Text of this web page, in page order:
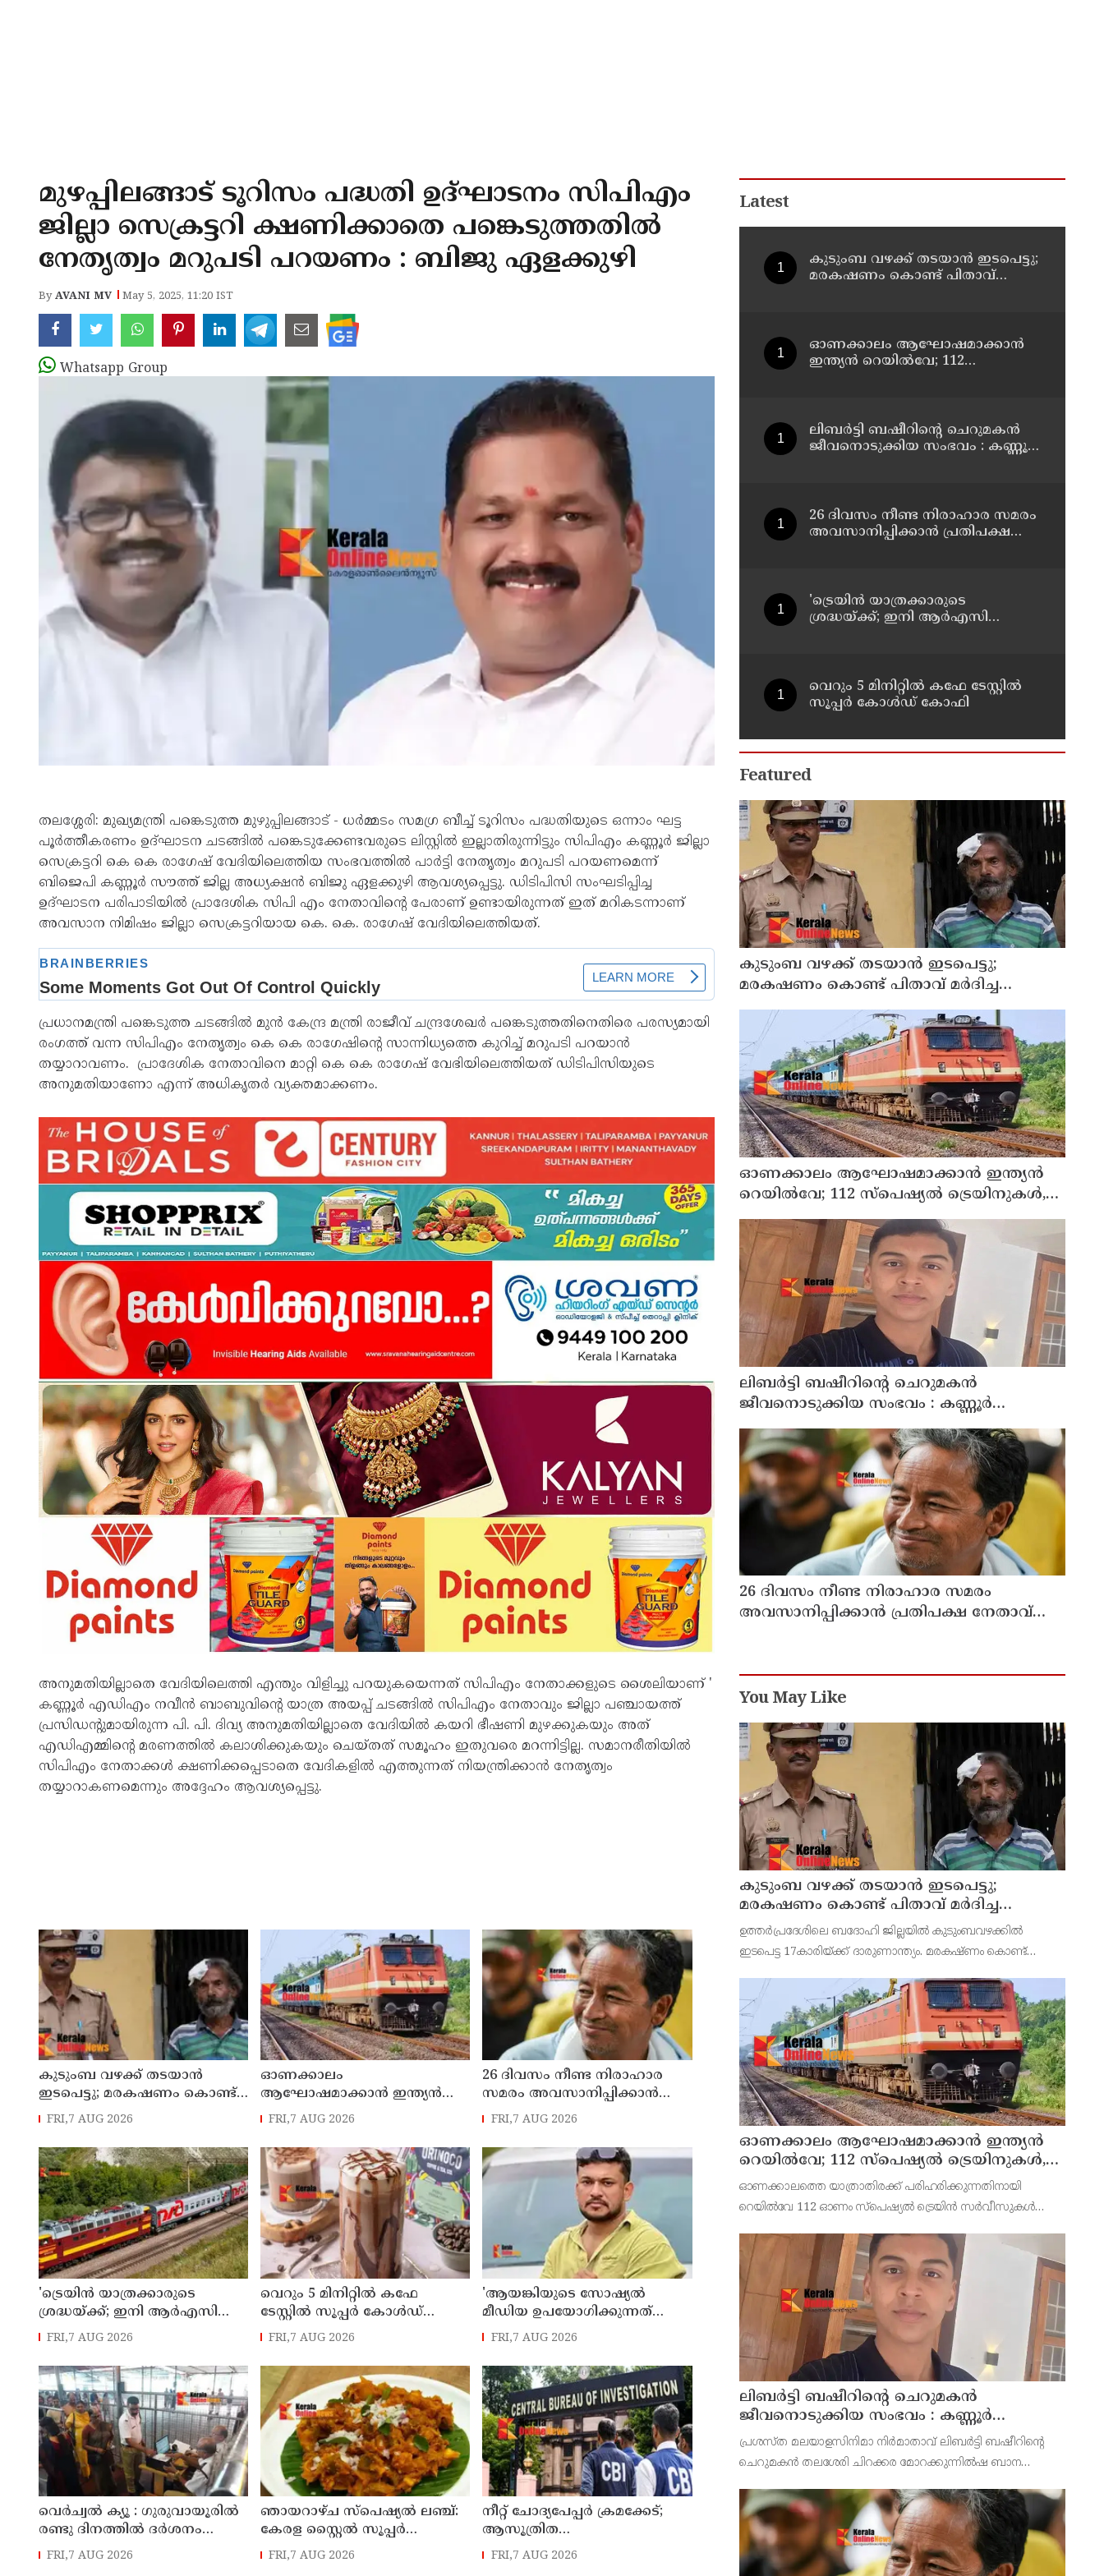
മുഴപ്പിലങ്ങാട് ടൂറിസം പദ്ധതി ഉദ്ഘാടനം സിപിഎം
ജില്ലാ സെക്രട്ടറി ക്ഷണിക്കാതെ പങ്കെടുത്തതിൽ
നേതൃത്വം മറുപടി പറയണം : ബിജു ഏളക്കുഴി
ByAVANI MV May 5, 2025, 11:20 IST
Whatsapp Group
തലശ്ശേരി: മുഖ്യമന്ത്രി പങ്കെടുത്ത മുഴുപ്പിലങ്ങാട് - ധർമ്മടം സമഗ്ര ബീച്ച് ടൂറിസം പദ്ധതിയുടെ ഒന്നാം ഘട്ട
പൂർത്തീകരണം ഉദ്ഘാടന ചടങ്ങിൽ പങ്കെടുക്കേണ്ടവരുടെ ലിസ്റ്റിൽ ഇല്ലാതിരുന്നിട്ടും സിപിഎം കണ്ണൂർ ജില്ലാ
സെക്രട്ടറി കെ കെ രാഗേഷ് വേദിയിലെത്തിയ സംഭവത്തിൽ പാർട്ടി നേതൃത്വം മറുപടി പറയണമെന്ന്
ബിജെപി കണ്ണൂർ സൗത്ത് ജില്ല അധ്യക്ഷൻ ബിജു ഏളക്കുഴി ആവശ്യപ്പെട്ടു. ഡിടിപിസി സംഘടിപ്പിച്ച
ഉദ്ഘാടന പരിപാടിയിൽ പ്രാദേശിക സിപി എം നേതാവിന്റെ പേരാണ് ഉണ്ടായിരുന്നത് ഇത് മറികടന്നാണ്
അവസാന നിമിഷം ജില്ലാ സെക്രട്ടറിയായ കെ. കെ. രാഗേഷ് വേദിയിലെത്തിയത്.
പ്രധാനമന്ത്രി പങ്കെടുത്ത ചടങ്ങിൽ മുൻ കേന്ദ്ര മന്ത്രി രാജീവ് ചന്ദ്രശേഖർ പങ്കെടുത്തതിനെതിരെ പരസ്യമായി
രംഗത്ത് വന്ന സിപിഎം നേതൃത്വം കെ കെ രാഗേഷിന്റെ സാന്നിധ്യത്തെ കുറിച്ച് മറുപടി പറയാൻ
തയ്യാറാവണം. പ്രാദേശിക നേതാവിനെ മാറ്റി കെ കെ രാഗേഷ് വേഭിയിലെത്തിയത് ഡിടിപിസിയുടെ
അനുമതിയാണോ എന്ന് അധികൃതർ വ്യക്തമാക്കണം.
അനുമതിയില്ലാതെ വേദിയിലെത്തി എന്തും വിളിച്ചു പറയുകയെന്നത് സിപിഎം നേതാക്കളുടെ ശൈലിയാണ് '
കണ്ണൂർ എഡിഎം നവീൻ ബാബുവിന്റെ യാത്ര അയപ്പ് ചടങ്ങിൽ സിപിഎം നേതാവും ജില്ലാ പഞ്ചായത്ത്
പ്രസിഡന്റുമായിരുന്ന പി. പി. ദിവ്യ അനുമതിയില്ലാതെ വേദിയിൽ കയറി ഭീഷണി മുഴക്കുകയും അത്
എഡിഎമ്മിന്റെ മരണത്തിൽ കലാശിക്കുകയും ചെയ്തത് സമൂഹം ഇതുവരെ മറന്നിട്ടില്ല. സമാനരീതിയിൽ
സിപിഎം നേതാക്കൾ ക്ഷണിക്കപ്പെടാതെ വേദികളിൽ എത്തുന്നത് നിയന്ത്രിക്കാൻ നേതൃത്വം
തയ്യാറാകണമെന്നും അദ്ദേഹം ആവശ്യപ്പെട്ടു.
കുടുംബ വഴക്ക് തടയാന്‍
ഇടപെട്ടു; മരകഷണം കൊണ്ട്
പിതാവ് മർദിച്ച 17കാരിക്ക്
FRI,7 AUG 2026
ഓണക്കാലം
ആഘോഷമാക്കാൻ ഇന്ത്യൻ
റെയിൽവേ; 112 സ്പെഷ്യൽ
ബുക്കിംഗുകൾ ഉടൻ
ആരംഭിക്കും
FRI,7 AUG 2026
26 ദിവസം നീണ്ട നിരാഹാര
സമരം അവസാനിപ്പിക്കാൻ
പ്രതിപക്ഷ നേതാവ് രാഹുൽ
തേടിയിരുന്നു ; സോനം
വാങ്ചുക്
FRI,7 AUG 2026
'ട്രെയിൻ യാത്രക്കാരുടെ
ശ്രദ്ധയ്ക്ക്‌; ഇനി ആർഎസി
ടിക്കറ്റുകാർക്കും കമ്പിളിപ്പുതപ്പ്
ലഭിക്കും
FRI,7 AUG 2026
വെറും 5 മിനിറ്റിൽ കഫേ
ടേസ്റ്റിൽ സൂപ്പർ കോൾഡ്
കോഫി
FRI,7 AUG 2026
'ആയങ്കിയുടെ സോഷ്യൽ
മീഡിയ ഉപയോഗിക്കുന്നത്
മറ്റൊരാൾ? 'അർജുൻ
ആയങ്കിയെ പൂട്ടാനൊരുങ്ങി
പൊലീസ്'; കൊച്ചിയിൽ വ്യാപക
പരിശോധന
FRI,7 AUG 2026
വെർച്വൽ ക്യൂ : ഗുരുവായൂരിൽ
രണ്ടു ദിനത്തിൽ ദർശനം
നേടിയത് 3088 ഭക്തർ
FRI,7 AUG 2026
ഞായറാഴ്ച സ്പെഷ്യൽ ലഞ്ച്:
കേരള സ്റ്റൈൽ സൂപ്പർ
കപ്പബിരിയാണി
FRI,7 AUG 2026
നീറ്റ് ചോദ്യപേപ്പര്‍ ക്രമക്കേട്;
ആസൂത്രിത
ഗൂഢാലോചനയുണ്ടായി;
FRI,7 AUG 2026
Latest
കുടുംബ വഴക്ക് തടയാന്‍ ഇടപെട്ടു;
മരകഷണം കൊണ്ട് പിതാവ്
ഓണക്കാലം ആഘോഷമാക്കാൻ
ഇന്ത്യൻ റെയിൽവേ; 112
ലിബർട്ടി ബഷീറിന്റെ ചെറുമകൻ
ജീവനൊടുക്കിയ സംഭവം : കണ്ണൂർ
പരാതിയുമായിബന്ധുക്കൾ
26 ദിവസം നീണ്ട നിരാഹാര സമരം
അവസാനിപ്പിക്കാൻ പ്രതിപക്ഷ
'ട്രെയിൻ യാത്രക്കാരുടെ
ശ്രദ്ധയ്ക്ക്‌; ഇനി ആർഎസി
വെറും 5 മിനിറ്റിൽ കഫേ ടേസ്റ്റിൽ
സൂപ്പർ കോൾഡ് കോഫി
Featured
കുടുംബ വഴക്ക് തടയാന്‍ ഇടപെട്ടു;
മരകഷണം കൊണ്ട് പിതാവ് മർദിച്ച
17കാരിക്ക് ദാരുണാന്ത്യം
ഓണക്കാലം ആഘോഷമാക്കാൻ ഇന്ത്യൻ
റെയിൽവേ; 112 സ്പെഷ്യൽ ട്രെയിനുകൾ,
ടിക്കറ്റ് ബുക്കിംഗുകൾ ഉടൻ ആരംഭിക്കും
ലിബർട്ടി ബഷീറിന്റെ ചെറുമകൻ
ജീവനൊടുക്കിയ സംഭവം : കണ്ണൂർ
മൊറാഴയിലെ ജെംസ് ഇൻ്റർനാഷനൽ
സ്കൂളിലെ പ്രധാന അധ്യാപികക്കെതിരെ
പരാതിയുമായിബന്ധുക്കൾ
26 ദിവസം നീണ്ട നിരാഹാര സമരം
അവസാനിപ്പിക്കാൻ പ്രതിപക്ഷ നേതാവ്
You May Like
കുടുംബ വഴക്ക് തടയാന്‍ ഇടപെട്ടു;
മരകഷണം കൊണ്ട് പിതാവ് മർദിച്ച
17കാരിക്ക് ദാരുണാന്ത്യം
ഉത്തര്‍പ്രദേശിലെ ബദോഹി ജില്ലയില്‍ കുടുംബവഴക്കില്‍
ഇടപെട്ട 17കാരിയ്ക്ക് ദാരുണാന്ത്യം. മരകഷ്ണം കൊണ്ട്
പെൺകുട്ടിയുടെ പിതാവ് രാജേഷ് യാദവിനെ പൊലീസ് അറസ്റ്റ്
ചെയ്തു.
ഓണക്കാലം ആഘോഷമാക്കാൻ ഇന്ത്യൻ
റെയിൽവേ; 112 സ്പെഷ്യൽ ട്രെയിനുകൾ,
ടിക്കറ്റ് ബുക്കിംഗുകൾ ഉടൻ ആരംഭിക്കും
ഓണക്കാലത്തെ യാത്രാതിരക്ക് പരിഹരിക്കുന്നതിനായി
റെയിൽവേ 112 ഓണം സ്പെഷ്യൽ ട്രെയിൻ സർവീസുകൾ
സമയത്താണ് ഈ ട്രെയിനുകൾ ഓടുക. മറുനാടൻ
മലയാളികൾക്കും വിദ്യാ
ലിബർട്ടി ബഷീറിന്റെ ചെറുമകൻ
ജീവനൊടുക്കിയ സംഭവം : കണ്ണൂർ
മൊറാഴയിലെ ജെംസ് ഇൻ്റർനാഷനൽ
സ്കൂളിലെ പ്രധാന അധ്യാപികക്കെതിരെ
പരാതിയുമായിബന്ധുക്കൾ
പ്രശസ്ത മലയാളസിനിമാ നിർമാതാവ് ലിബർട്ടി ബഷീറിന്റെ
ചെറുമകൻ തലശേരി ചിറക്കര മോറക്കുന്നിൽഷ ബാന
ജീവനൊടുക്കിയസംഭവത്തിൽ കണ്ണൂർ മോറാഴയിലെ ജെംസ്
ഇൻ്റർനാഷനൽ സ്കൂൾ പ്രധാന അധ്